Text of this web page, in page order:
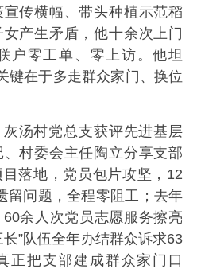
传横幅、带头种植示范稻
产生矛盾，他十余次上门
户零工单、零上访。他坦
键在于多走群众家门、换位
汤村党总支获评先进基层
村委会主任陶立分享支部
落地，党员包片攻坚，12
留问题，全程零阻工；去年
余人次党员志愿服务擦亮
”队伍全年办结群众诉求63
正把支部建成群众家门口